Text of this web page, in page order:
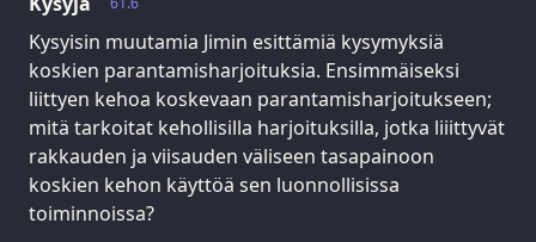
Kysyisin muutamia Jimin esittämiä kysymyksiä
koskien parantamisharjoituksia. Ensimmäiseksi
liittyen kehoa koskevaan parantamisharjoitukseen;
mitä tarkoitat kehollisilla harjoituksilla, jotka liiittyvät
rakkauden ja viisauden väliseen tasapainoon
koskien kehon käyttöä sen luonnollisissa
toiminnoissa?